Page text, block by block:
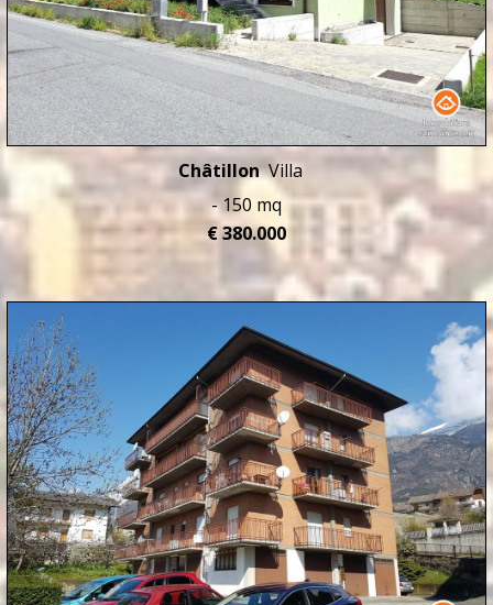
ChâtillonVilla
- 150 mq
€ 380.000